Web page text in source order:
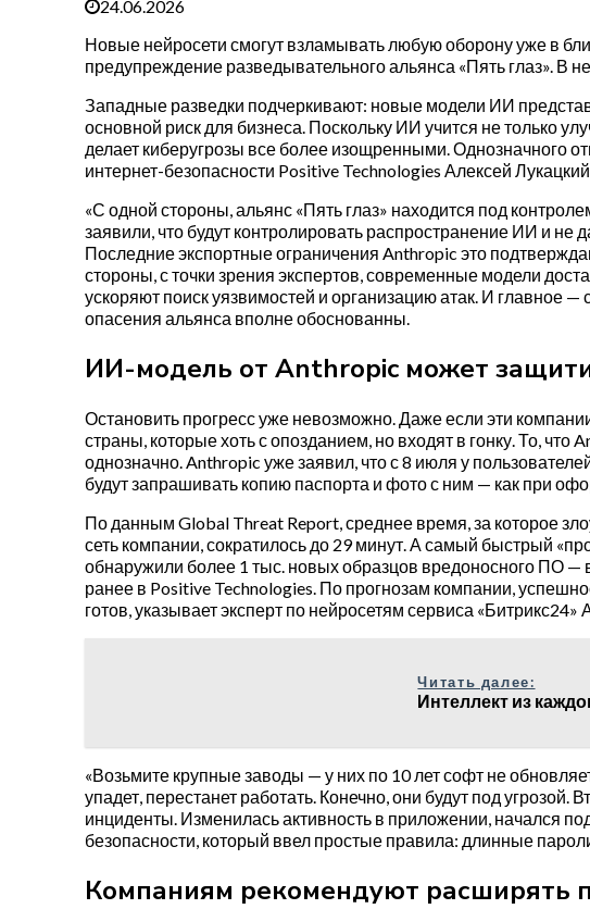
24.06.2026
Новые нейросети смогут взламывать любую оборону уже в
предупреждение разведывательного альянса «Пять глаз».
Западные разведки подчеркивают: новые модели ИИ
основной риск для бизнеса. Поскольку ИИ учится не только
делает киберугрозы все более изощренными. Однозначного
интернет-безопасности Positive Technologies Алексей
«С одной стороны, альянс «Пять глаз» находится под
заявили, что будут контролировать распространение ИИ и не
Последние экспортные ограничения Anthropic это
стороны, с точки зрения экспертов, современные модели
ускоряют поиск уязвимостей и организацию атак. И главное
опасения альянса вполне обоснованны.
ИИ-модель от Anthropic может
Остановить прогресс уже невозможно. Даже если эти
страны, которые хоть с опозданием, но входят в гонку. То,
однозначно. Anthropic уже заявил, что с 8 июля у
будут запрашивать копию паспорта и фото с ним — как при
По данным Global Threat Report, среднее время, за которое
сеть компании, сократилось до 29 минут. А самый быстрый
обнаружили более 1 тыс. новых образцов вредоносного ПО —
ранее в Positive Technologies. По прогнозам компании,
готов, указывает эксперт по нейросетям сервиса
Читать далее:
Интеллект из
«Возьмите крупные заводы — у них по 10 лет софт не
упадет, перестанет работать. Конечно, они будут под
инциденты. Изменилась активность в приложении, начался
безопасности, который ввел простые правила: длинные
Компаниям рекомендуют расширять